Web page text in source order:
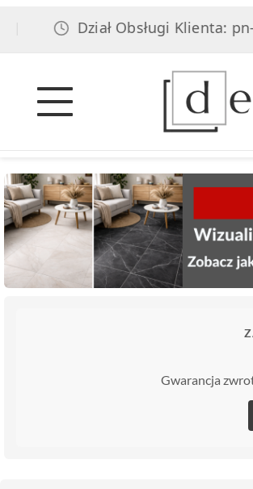
Dział Obsługi Klienta: pn-pt
Gwarancja